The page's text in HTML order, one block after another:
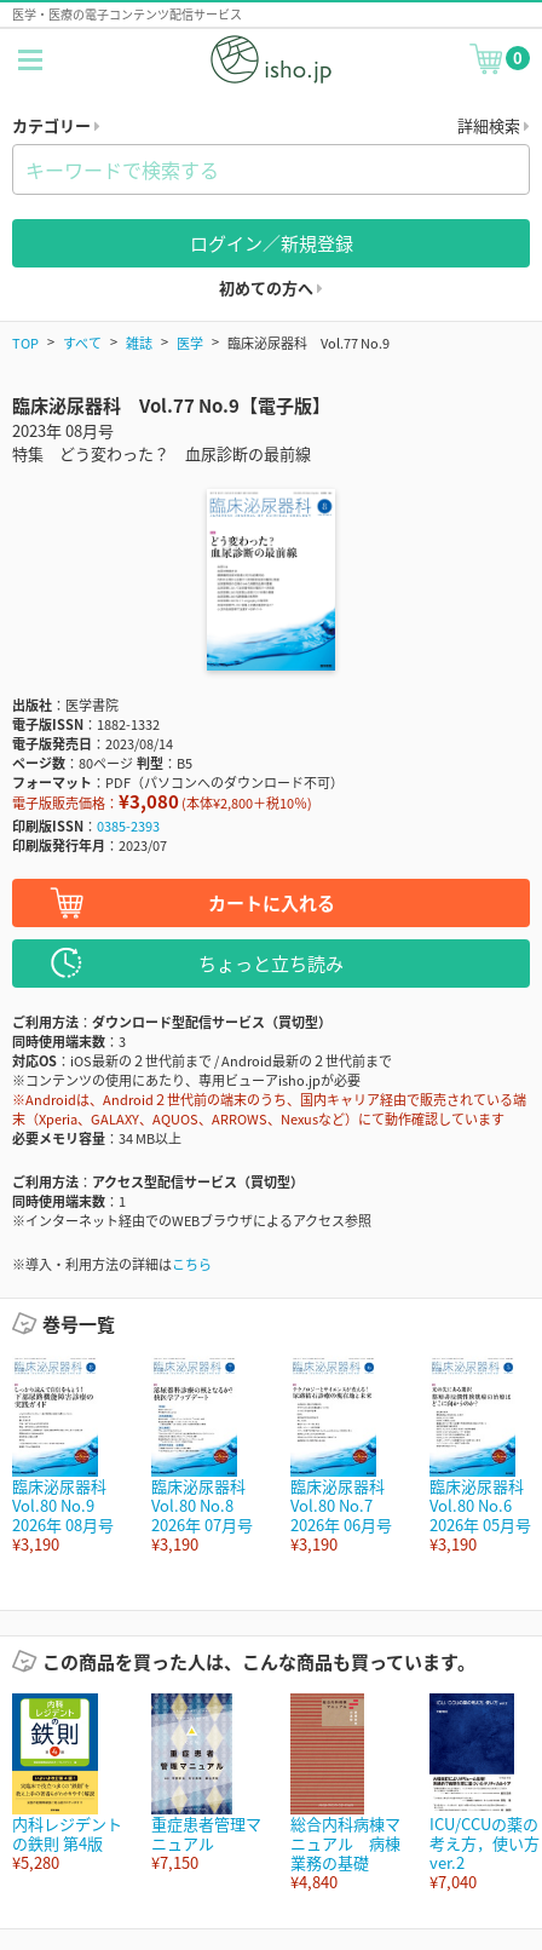
医学・医療の電子コンテンツ配信サービス
0
カテゴリー 詳細検索
ログイン／新規登録
初めての方へ
TOP すべて 雑誌 医学 臨床泌尿器科 Vol.77 No.9
臨床泌尿器科 Vol.77 No.9【電子版】
2023年 08月号
特集 どう変わった？ 血尿診断の最前線
出版社
医学書院
電子版ISSN
1882-1332
電子版発売日
2023/08/14
ページ数
80ページ判型
B5
フォーマット
PDF（パソコンへのダウンロード不可）
電子版販売価格： ¥3,080(本体¥2,800＋税10％)
印刷版ISSN
0385-2393
印刷版発行年月
2023/07
カートに入れる
ちょっと立ち読み
ご利用方法
ダウンロード型配信サービス（買切型）
同時使用端末数
3
対応OS
iOS最新の２世代前まで / Android最新の２世代前まで
※コンテンツの使用にあたり、専用ビューアisho.jpが必要
※Androidは、Android２世代前の端末のうち、国内キャリア経由で販売されている端
末（Xperia、GALAXY、AQUOS、ARROWS、Nexusなど）にて動作確認しています
必要メモリ容量
34 MB以上
ご利用方法
アクセス型配信サービス（買切型）
同時使用端末数
1
※インターネット経由でのWEBブラウザによるアクセス参照
※導入・利用方法の詳細はこちら
巻号一覧
臨床泌尿器科
Vol.80 No.9
2026年 08月号
¥3,190
臨床泌尿器科
Vol.80 No.8
2026年 07月号
¥3,190
臨床泌尿器科
Vol.80 No.7
2026年 06月号
¥3,190
臨床泌尿器科
Vol.80 No.6
2026年 05月号
¥3,190
この商品を買った人は、こんな商品も買っています。
内科レジデント
の鉄則 第4版
¥5,280
重症患者管理マ
ニュアル
¥7,150
総合内科病棟マ
ニュアル 病棟
業務の基礎
¥4,840
ICU/CCUの薬の
考え方，使い方
ver.2
¥7,040